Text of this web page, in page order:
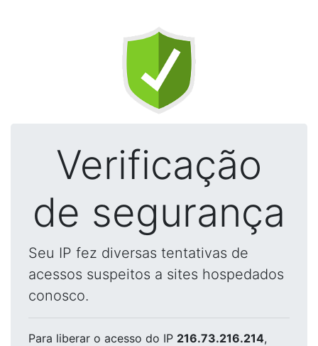
Verificação
de segurança
Seu IP fez diversas tentativas de
acessos suspeitos a sites hospedados
conosco.
Para liberar o acesso do IP 216.73.216.214,